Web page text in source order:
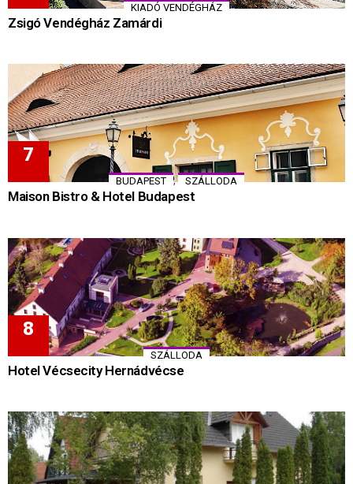
KIADÓ VENDÉGHÁZ
Zsigó Vendégház Zamárdi
BUDAPEST , SZÁLLODA
Maison Bistro & Hotel Budapest
SZÁLLODA
Hotel Vécsecity Hernádvécse